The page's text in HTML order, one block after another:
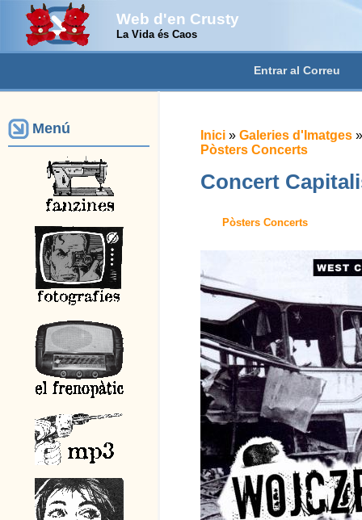
Web d'en Crusty
La Vida és Caos
Entrar al Correu
Menú Inici » Galeries d'Imatges
Pòsters Concerts
Concert
Pòsters Concerts